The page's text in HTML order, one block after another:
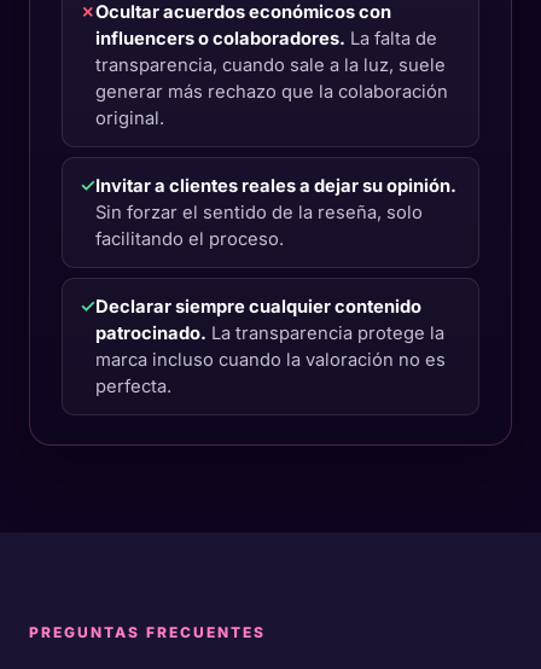
✗Ocultar acuerdos económicos con
influencers o colaboradores. La falta de
transparencia, cuando sale a la luz, suele
generar más rechazo que la colaboración
original.
✓Invitar a clientes reales a dejar su opinión.
Sin forzar el sentido de la reseña, solo
facilitando el proceso.
✓Declarar siempre cualquier contenido
patrocinado. La transparencia protege la
marca incluso cuando la valoración no es
perfecta.
PREGUNTAS FRECUENTES